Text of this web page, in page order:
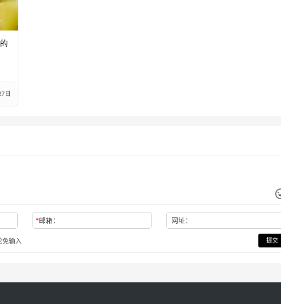
日
*邮箱： 网址：
免输入 提交